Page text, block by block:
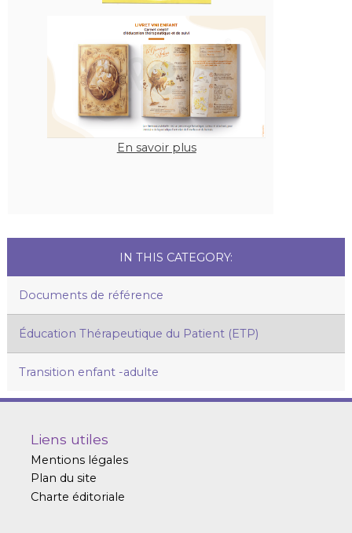
En savoir plus
IN THIS CATEGORY:
Documents de référence
Éducation Thérapeutique du Patient (ETP)
Transition enfant -adulte
Liens utiles
Mentions légales
Plan du site
Charte éditoriale